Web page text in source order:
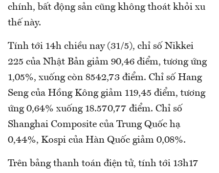
chính, bất động sản cũng không thoát khỏi xu
thế này.
Tính tới 14h chiều nay (31/5), chỉ số Nikkei
225 của Nhật Bản giảm 90,46 điểm, tương ứng
1,05%, xuống còn 8542,73 điểm. Chỉ số Hang
Seng của Hồng Kông giảm 119,45 điểm, tương
ứng 0,64% xuống 18.570,77 điểm. Chỉ số
Shanghai Composite của Trung Quốc hạ
0,44%, Kospi của Hàn Quốc giảm 0,08%.
Trên bảng thanh toán điện tử, tính tới 13h17